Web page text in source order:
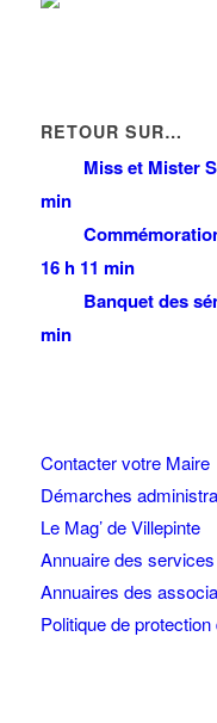
RETOUR SUR…
Miss et Mister
min
16 h 11 min
Banquet des
min
Contacter votre Maire
Démarches
Le Mag’ de Villepinte
Annuaire des services
Annuaires des
Politique de